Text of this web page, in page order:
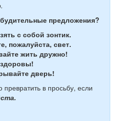
предложения?
с собой зонтик.
пожалуйста, свет.
жить дружно!
дверь!
в прось­бу, если